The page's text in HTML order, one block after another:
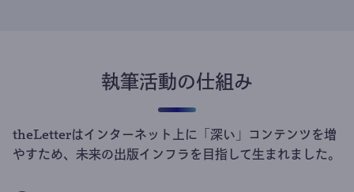
執筆活動の仕組み
theLetterはインターネット上に「深い」コンテンツを増
やすため、未来の出版インフラを目指して生まれました。